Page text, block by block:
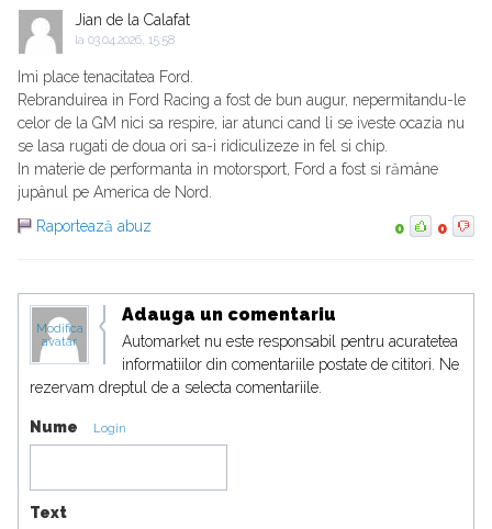
Jian de la Calafat
la 03.04.2026, 15:58
Imi place tenacitatea Ford.
Rebranduirea in Ford Racing a fost de bun augur, nepermitandu-le
celor de la GM nici sa respire, iar atunci cand li se iveste ocazia nu
se lasa rugati de doua ori sa-i ridiculizeze in fel si chip.
In materie de performanta in motorsport, Ford a fost si rămâne
jupânul pe America de Nord.
Raportează abuz
0 0
Modifica
avatar
Adauga un comentariu
Automarket nu este responsabil pentru acuratetea
informatiilor din comentariile postate de cititori. Ne
rezervam dreptul de a selecta comentariile.
Nume Login
Text